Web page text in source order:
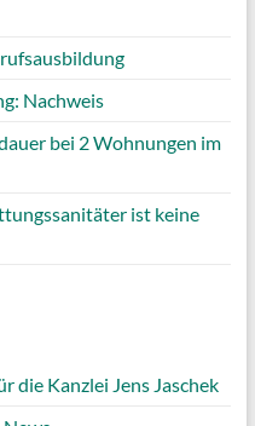
Nachweis
bei 2 Wohnungen im
ist keine
die Kanzlei Jens Jaschek